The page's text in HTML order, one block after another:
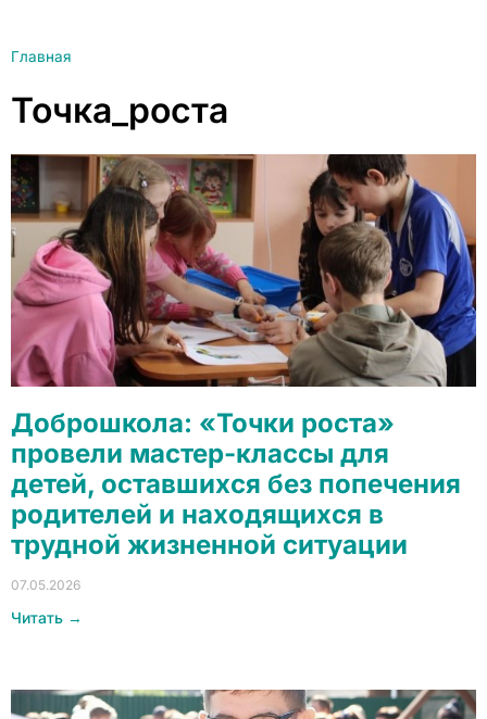
Главная
Точка_роста
Доброшкола: «Точки роста»
провели мастер-классы для
детей, оставшихся без попечения
родителей и находящихся в
трудной жизненной ситуации
07.05.2026
Читать →